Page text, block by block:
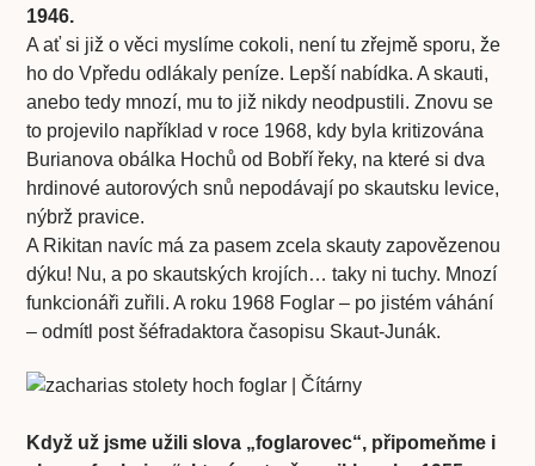
1946.
A ať si již o věci myslíme cokoli, není tu zřejmě sporu, že
ho do Vpředu odlákaly peníze. Lepší nabídka. A skauti,
anebo tedy mnozí, mu to již nikdy neodpustili. Znovu se
to projevilo například v roce 1968, kdy byla kritizována
Burianova obálka Hochů od Bobří řeky, na které si dva
hrdinové autorových snů nepodávají po skautsku levice,
nýbrž pravice.
A Rikitan navíc má za pasem zcela skauty zapovězenou
dýku! Nu, a po skautských krojích… taky ni tuchy. Mnozí
funkcionáři zuřili. A roku 1968 Foglar – po jistém váhání
– odmítl post šéfradaktora časopisu Skaut-Junák.
Když už jsme užili slova „foglarovec“, připomeňme i